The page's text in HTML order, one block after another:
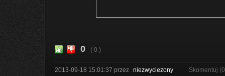
0 ( 0 )
2013-09-18 15:01:37 przez niezwyciezony Skomentuj